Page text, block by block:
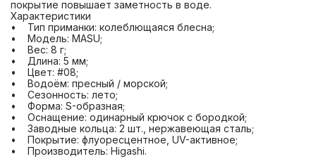
покрытие повышает заметность в воде.
Характеристики
• Тип приманки: колеблющаяся блесна;
• Модель: MASU;
• Вес: 8 г;
• Длина: 5 мм;
• Цвет: #08;
• Водоём: пресный / морской;
• Сезонность: лето;
• Форма: S-образная;
• Оснащение: одинарный крючок с бородкой;
• Заводные кольца: 2 шт., нержавеющая сталь;
• Покрытие: флуоресцентное, UV-активное;
• Производитель: Higashi.